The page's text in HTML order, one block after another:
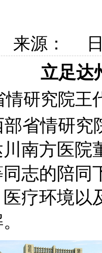
来源： 日
立足达
情研究院王
省情研
南方医
志的陪同
疗环境以